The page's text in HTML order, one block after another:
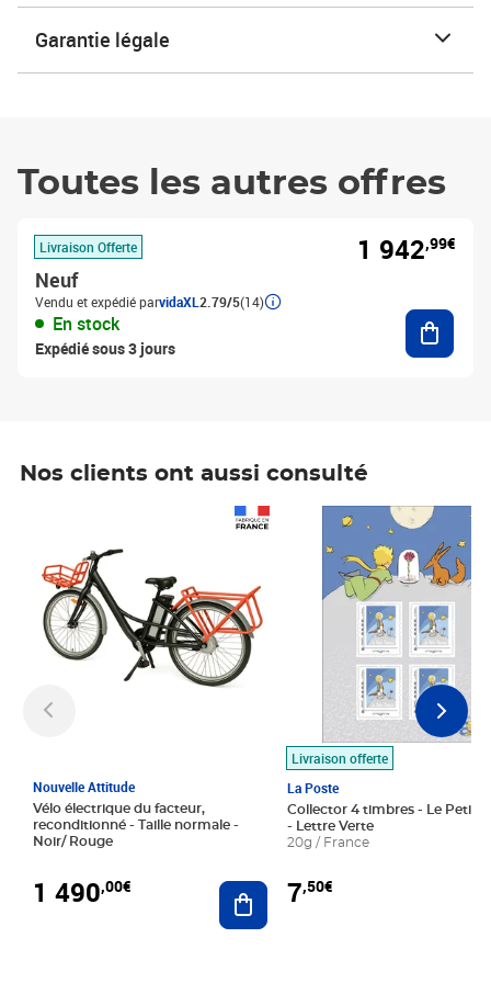
Garantie légale
Toutes les autres offres
Livraison Offerte
Neuf
Vendu et expédié parvidaXL 2.79/5(14)
En stock
Expédié sous 3 jours
1 942,99€
Nos clients ont aussi consulté
Nouvelle Attitude
Vélo électrique du facteur,
reconditionné - Taille normale -
Noir/ Rouge
1 490,00€ Ajouter au panier
Livraison offerte
La Poste
Collector 4 timbres - Le Petit
- Lettre Verte
20g / France
7,50€
Prix 7,50€